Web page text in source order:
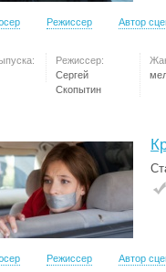
Режиссер Автор
Режиссер:
Сергей
Скопытин
Режиссер Автор